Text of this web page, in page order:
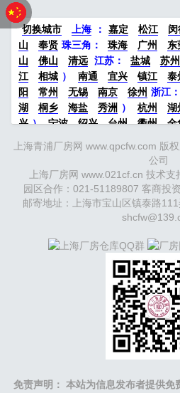
切换城市 上海 ： 嘉定 松江
山
奉贤 珠三角： 珠海 广州 东
山
佛山 清远 江苏 ： 盐城 苏州
江
相城 ） 南通 宜兴 镇江 泰
阳
常州 无锡 南京 徐州 浙江：
湖
桐乡 海盐 秀洲 ） 杭州 湖
兴 ） 宁波 绍兴 台州 衢州 金
滁州 马鞍山
阳
新密 武汉 宜昌 重庆
湘潭
西安 京津冀鲁： 北京 天
厂
永清 三河 霸州 ） 保定 （
沈阳
济南 济宁 绵阳 石家庄
福建： 福州
柬埔寨
马来西亚 新加坡 墨西哥
华夏幸福 联东
400-0123-021
上海青浦厂房网 www.qpcfw.com 版
公司
上海厂房网 www.021cf.cn 技术支
园区合作：021-51189807 客商投
邮寄地址：上海市宝山区镇泰路
免责声明： 本站为信息发布者提供免